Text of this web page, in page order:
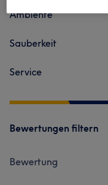
Ambiente
Sauberkeit
Service
Bewertungen filtern
Bewertung